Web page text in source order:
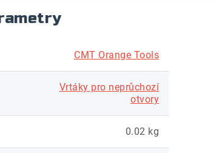
CMT Orange Tools
Vrtáky pro neprůchozí
otvory
0.02 kg